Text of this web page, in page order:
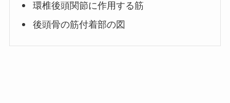
環椎後頭関節に作用する筋
後頭骨の筋付着部の図